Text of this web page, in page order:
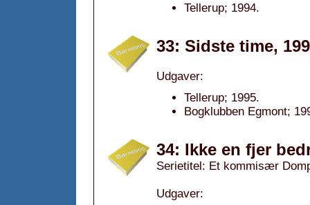
Tellerup; 1994.
33: Sidste time,
Udgaver:
Tellerup; 1995.
Bogklubben Egmont;
34: Ikke en fjer
Serietitel: Et kommisær
Udgaver: